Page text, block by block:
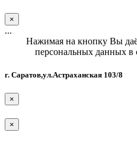
×
...
Нажимая на кнопку Вы
персональных данных в
г. Саратов,ул.Астраханская 103/8
×
×